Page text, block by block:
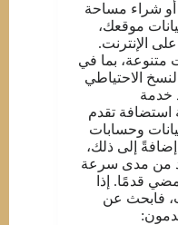
أو شراء مساحة
موقعك،
الإنترنت.
متنوعة، بما في
الاحتياطي
خدمة
استضافة تقدم
وحسابات
إضافةً إلى ذلك،
من مدى سرعة
قدمًا. إذا
فابحث عن